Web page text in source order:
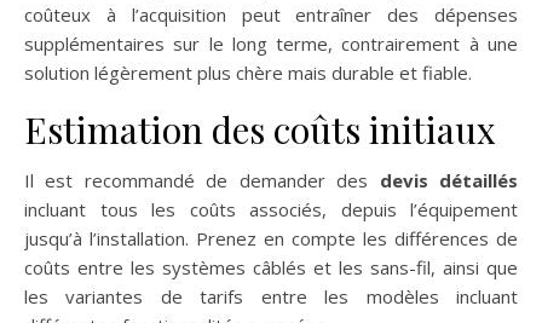
coûteux à l’acquisition peut entraîner des dépenses
supplémentaires sur le long terme, contrairement à une
solution légèrement plus chère mais durable et fiable.
Estimation des coûts initiaux
Il est recommandé de demander des devis détaillés
incluant tous les coûts associés, depuis l’équipement
jusqu’à l’installation. Prenez en compte les différences de
coûts entre les systèmes câblés et les sans-fil, ainsi que
les variantes de tarifs entre les modèles incluant